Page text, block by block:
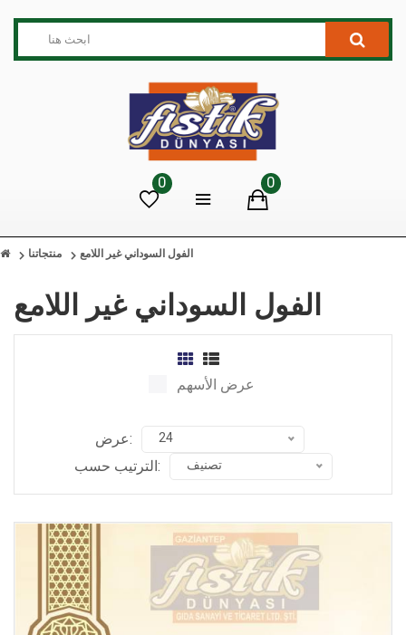
0 0
منتجاتنا الفول السوداني غير اللامع
الفول السوداني غير اللامع
عرض الأسهم
عرض: 24
الترتيب حسب: تصنيف